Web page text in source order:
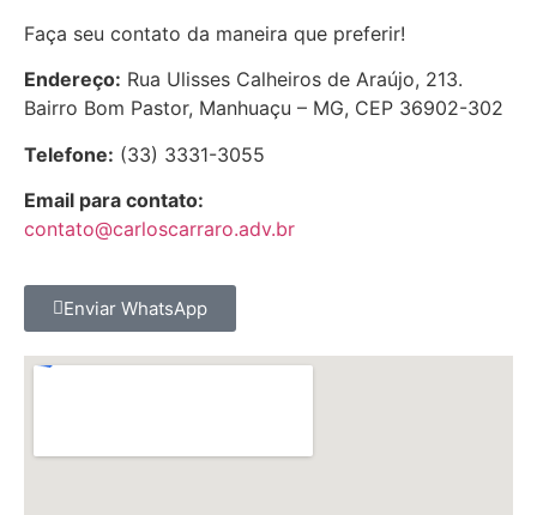
Faça seu contato da maneira que preferir!
Endereço: Rua Ulisses Calheiros de Araújo, 213.
Bairro Bom Pastor, Manhuaçu – MG, CEP 36902-302
Telefone: (33) 3331-3055
Email para contato:
contato@carloscarraro.adv.br
Enviar WhatsApp